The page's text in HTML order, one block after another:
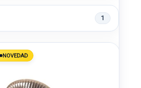
1
NOVEDAD